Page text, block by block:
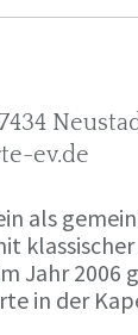
ev.de
als
Jahr
in der